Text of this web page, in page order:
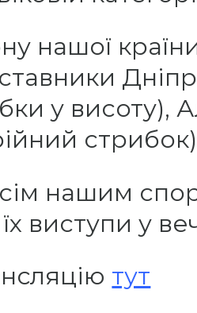
нашої
у висоту),
нашим
виступи у
тут